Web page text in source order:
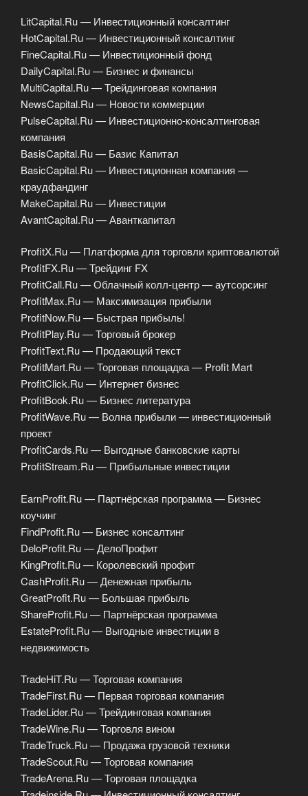
LitCapital.Ru — Инвестиционный консалтинг
HotCapital.Ru — Инвестиционный консалтинг
FineCapital.Ru — Инвестиционный фонд
DailyCapital.Ru — Бизнес и финансы
MultiCapital.Ru — Трейдинговая компания
NewsCapital.Ru — Новости коммерции
PulseCapital.Ru — Инвестиционно-консалтинговая
компания
BasisCapital.Ru — Базис Капитал
BasicCapital.Ru — Инвестиционная компания —
краудфандинг
MakeCapital.Ru — Инвестиции
AvantCapital.Ru — Аванткапитал
ProfitX.Ru — Платформа для торговли криптовалютой
ProfitFX.Ru — Трейдинг FX
ProfitCall.Ru — Облачный колл-центр — аутсорсинг
ProfitMax.Ru — Максимизация прибыли
ProfitNow.Ru — Быстрая прибыль!
ProfitPlay.Ru — Торговый брокер
ProfitText.Ru — Продающий текст
ProfitMart.Ru — Торговая площадка — Profit Mart
ProfitClick.Ru — Интернет бизнес
ProfitBook.Ru — Бизнес литература
ProfitWave.Ru — Волна прибыли — инвестиционный
проект
ProfitCards.Ru — Выгодные банковские карты
ProfitStream.Ru — Прибыльные инвестиции
EarnProfit.Ru — Партнёрская программа — Бизнес
коучинг
FindProfit.Ru — Бизнес консалтинг
DeloProfit.Ru — ДелоПрофит
KingProfit.Ru — Королевский профит
CashProfit.Ru — Денежная прибыль
GreatProfit.Ru — Большая прибыль
ShareProfit.Ru — Партнёрская программа
EstateProfit.Ru — Выгодные инвестиции в
недвижимость
TradeHiT.Ru — Торговая компания
TradeFirst.Ru — Первая торговая компания
TradeLider.Ru — Трейдинговая компания
TradeWine.Ru — Торговля вином
TradeTruck.Ru — Продажа грузовой техники
TradeScout.Ru — Торговая компания
TradeArena.Ru — Торговая площадка